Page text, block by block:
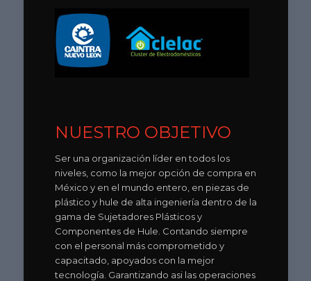
NUESTRO OBJETIVO
Ser una organización líder en todos los
niveles, como la mejor opción de compra en
México y en el mundo entero, en piezas de
plástico y hule de alta ingeniería dentro de la
gama de Sujetadores Plásticos y
Componentes de Hule. Contando siempre
con el personal más comprometido y
capacitado, apoyados con la mejor
tecnología. Garantizando asi las operaciones